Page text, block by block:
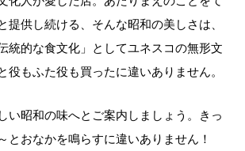
提供し続ける、そんな昭和の美しさは、
統的な食文化」としてユネスコの無形文
役もふた役も買ったに違いありません。
い昭和の味へとご案内しましょう。きっ
とおなかを鳴らすに違いありません！